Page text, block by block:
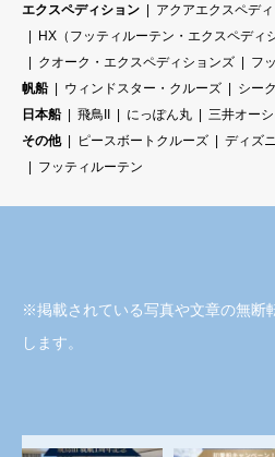
エクスペディション
アクアエクスペデ
HX（フッティルーテン・エクスペディ
クオーク・エクスペディションズ
フ
帆船
ウィンドスター・クルーズ シー
日本船
飛鳥II にっぽん丸 三井オー
その他
ピースボートクルーズ
ディズ
フッティルーテン
※掲載されている写真や文章の無断
します。